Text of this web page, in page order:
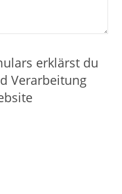
erklärst du
Verarbeitung